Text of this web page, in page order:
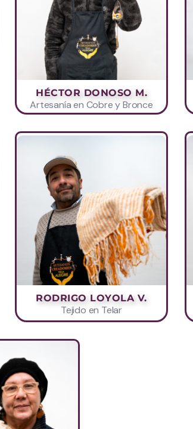
HÉCTOR DONOSO M.
Artesanía en Cobre y Bronce
RODRIGO LOYOLA V.
Tejido en Telar